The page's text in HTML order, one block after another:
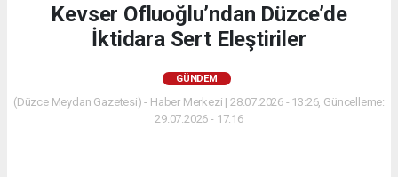
Kevser Ofluoğlu’ndan Düzce’de
İktidara Sert Eleştiriler
GÜNDEM
(Düzce Meydan Gazetesi) - Haber Merkezi | 28.07.2026 - 13:26, Güncelleme:
29.07.2026 - 17:16